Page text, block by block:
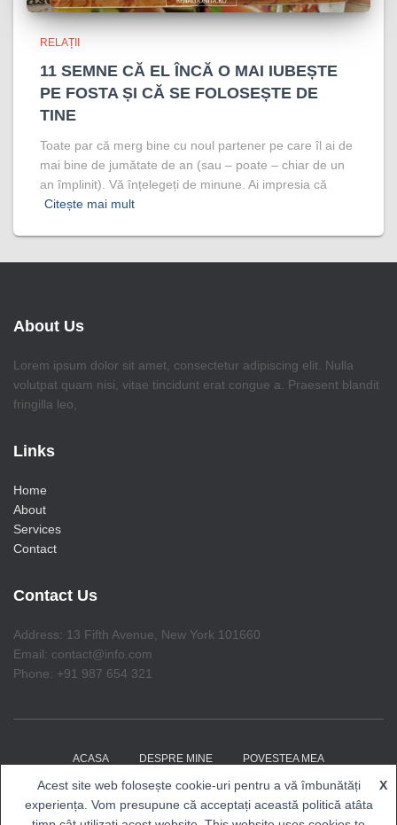
RELAȚII
11 SEMNE CĂ EL ÎNCĂ O MAI IUBEȘTE
PE FOSTA ȘI CĂ SE FOLOSEȘTE DE
TINE
Toate par că merg bine cu noul partener pe care îl ai de
mai bine de jumătate de an (sau – poate – chiar de un
an împlinit). Vă înțelegeți de minune. Ai impresia că
Citește mai mult
About Us
Lorem ipsum dolor sit amet, consectetur adipiscing elit. Nulla
volutpat quam nisi, vitae tincidunt erat congue a. Praesent blandit
fringilla leo,
Links
Home
About
Services
Contact
Contact Us
Address: 13 Fifth Avenue, New York 101660
Email: contact@info.com
Phone: +91 987 654 321
ACASA DESPRE MINE POVESTEA MEA
COACHING CU RENALDO EVENIMENTE BLOG
Acest site web folosește cookie-uri pentru a vă îmbunătăți
experiența. Vom presupune că acceptați această politică atâta
X